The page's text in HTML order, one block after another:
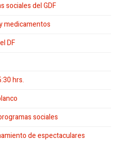
sociales del GDF
medicamentos
DF
hrs.
sociales
de espectaculares